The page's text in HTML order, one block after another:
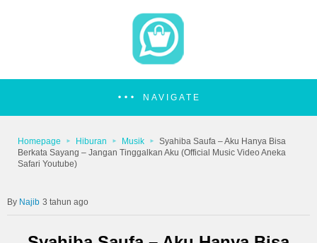
NAVIGATE
Homepage Hiburan Musik
Syahiba Saufa – Aku Hanya Bisa
Berkata Sayang – Jangan Tinggalkan Aku (Official Music Video Aneka
Safari Youtube)
Najib 3 tahun ago